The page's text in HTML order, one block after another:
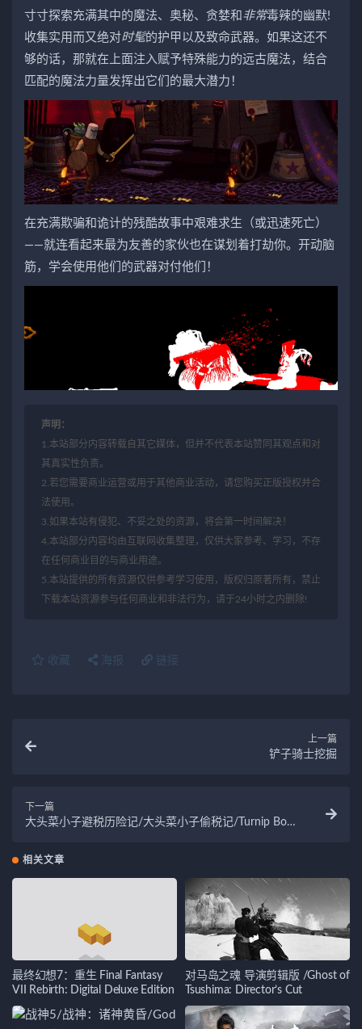
寸寸探索充满其中的魔法、奥秘、贪婪和 非常毒辣的幽默!
收集实用而又绝对时髦的护甲以及致命武器。如果这还不
够的话，那就在上面注入赋予特殊能力的远古魔法，结合
匹配的魔法力量发挥出它们的最大潜力！
在充满欺骗和诡计的残酷故事中艰难求生（或迅速死亡）
——就连看起来最为友善的家伙也在谋划着打劫你。开动脑
筋，学会使用他们的武器对付他们！
声明：
1.本站部分内容转载自其它媒体，但并不代表本站赞同其观点和对
其真实性负责。
2.若您需要商业运营或用于其他商业活动，请您购买正版授权并合
法使用。
3.如果本站有侵犯、不妥之处的资源，将会第一时间解决！
4.本站部分内容均由互联网收集整理，仅供大家参考、学习，不存
在任何商业目的与商业用途。
5.本站提供的所有资源仅供参考学习使用，版权归原著所有，禁止
下载本站资源参与任何商业和非法行为，请于24小时之内删除!
收藏 海报 链接
上一篇
铲子骑士挖掘
下一篇
大头菜小子避税历险记/大头菜小子偷税记/Turnip Boy
相关文章
最终幻想7：重生 Final Fantasy
VII Rebirth: Digital Deluxe Edition
对马岛之魂 导演剪辑版 /Ghost of
Tsushima: Director’s Cut